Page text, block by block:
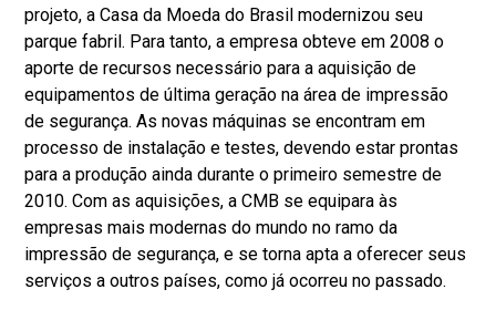
projeto, a Casa da Moeda do Brasil modernizou seu
parque fabril. Para tanto, a empresa obteve em 2008 o
aporte de recursos necessário para a aquisição de
equipamentos de última geração na área de impressão
de segurança. As novas máquinas se encontram em
processo de instalação e testes, devendo estar prontas
para a produção ainda durante o primeiro semestre de
2010. Com as aquisições, a CMB se equipara às
empresas mais modernas do mundo no ramo da
impressão de segurança, e se torna apta a oferecer seus
serviços a outros países, como já ocorreu no passado.